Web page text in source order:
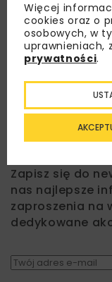
Lubisz
Zapisz się do
nas najlepsze
zaproszenia na
dedykowane
Więcej
cookies oraz o
osobowych, w
uprawnieniach,
prywatności.